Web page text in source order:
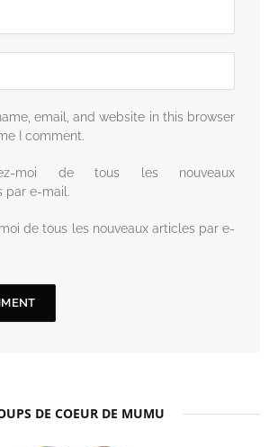
email, and website in this browser
I comment.
moi de tous les nouveaux
par e-mail.
de tous les nouveaux articles par e-
DE COEUR DE MUMU